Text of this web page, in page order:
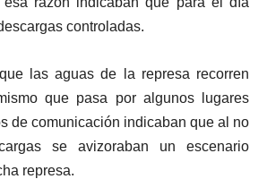
controladas.
las aguas de la represa recorren
que pasa por algunos lugares
de comunicación indicaban que al no
se avizoraban un escenario
represa.